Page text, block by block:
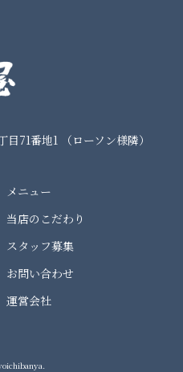
71番地1 （ローソン様隣）
メニュー
当店のこだわり
スタッフ募集
お問い合わせ
運営会社